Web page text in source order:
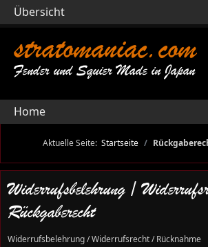
stratomaniac.com
Fender und Squier Made in Japan
Home
Aktuelle Seite: Startseite
Widerrufsbelehrung /
Rückgaberecht
Widerrufsbelehrung / Widerrufsrecht / Rücknahme
Übersicht